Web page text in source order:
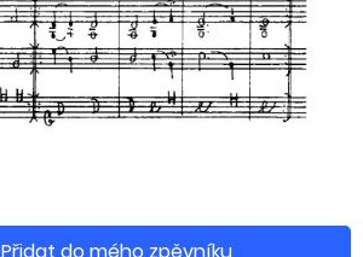
Přidat do mého zpěvníku